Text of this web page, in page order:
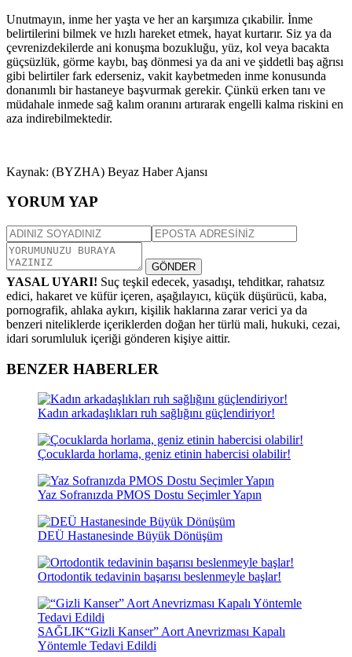
Unutmayın, inme her yaşta ve her an karşımıza çıkabilir. İnme
belirtilerini bilmek ve hızlı hareket etmek, hayat kurtarır. Siz ya da
çevrenizdekilerde ani konuşma bozukluğu, yüz, kol veya bacakta
güçsüzlük, görme kaybı, baş dönmesi ya da ani ve şiddetli baş ağrısı
gibi belirtiler fark ederseniz, vakit kaybetmeden inme konusunda
donanımlı bir hastaneye başvurmak gerekir. Çünkü erken tanı ve
müdahale inmede sağ kalım oranını artırarak engelli kalma riskini en
aza indirebilmektedir.
Kaynak: (BYZHA) Beyaz Haber Ajansı
YORUM YAP
GÖNDER
YASAL UYARI! Suç teşkil edecek, yasadışı, tehditkar, rahatsız
edici, hakaret ve küfür içeren, aşağılayıcı, küçük düşürücü, kaba,
pornografik, ahlaka aykırı, kişilik haklarına zarar verici ya da
benzeri niteliklerde içeriklerden doğan her türlü mali, hukuki, cezai,
idari sorumluluk içeriği gönderen kişiye aittir.
BENZER HABERLER
Kadın arkadaşlıkları ruh sağlığını güçlendiriyor!
Çocuklarda horlama, geniz etinin habercisi olabilir!
Yaz Sofranızda PMOS Dostu Seçimler Yapın
DEÜ Hastanesinde Büyük Dönüşüm
Ortodontik tedavinin başarısı beslenmeyle başlar!
SAĞLIK“Gizli Kanser” Aort Anevrizması Kapalı
Yöntemle Tedavi Edildi